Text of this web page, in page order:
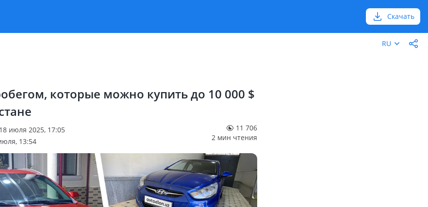
Скачать
RU
которые можно купить до 10 000 $
июля 2025, 17:05
13:54
11 706
2 мин чтения